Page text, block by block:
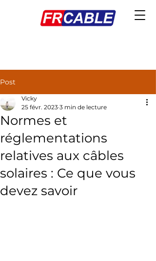
Post
Normes et
réglementations
relatives aux câbles
solaires : Ce que vous
devez savoir
Vicky
25 févr. 2023 3 min de lecture